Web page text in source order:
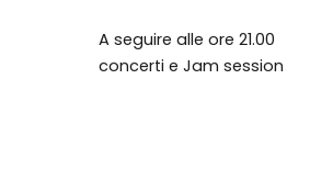
A seguire alle ore 21.00
concerti e Jam session